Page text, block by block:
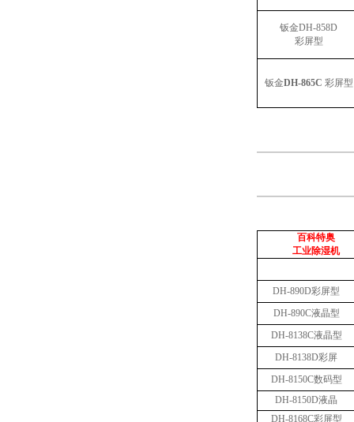
钣金DH-858D
彩屏型
钣金DH-865C 彩屏型
百科特奥
工业除湿机
DH-890D彩屏型
DH-890C液晶型
DH-8138C液晶型
DH-8138D彩屏
DH-8150C数码型
DH-8150D液晶
DH-8168C彩屏型